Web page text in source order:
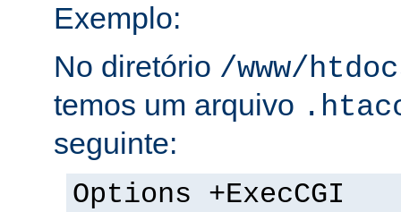
Exemplo:
No diretório /www/
temos um arquivo
seguinte:
Options +ExecCGI